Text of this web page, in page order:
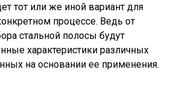
тот или же иной вариант для
процессе. Ведь от
стальной полосы будут
характеристики различных
на основании ее применения.